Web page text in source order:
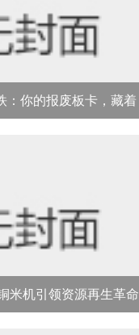
：你的报废板卡，藏着
米机引领资源再生革命